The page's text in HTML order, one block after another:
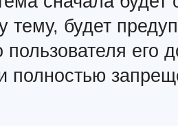
тему, будет
пользователя
полностью